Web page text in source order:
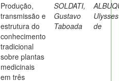
Produção,
transmissão e
estrutura do
conhecimento
tradicional
sobre plantas
medicinais
em três
SOLDATI,
Gustavo
Taboada
de